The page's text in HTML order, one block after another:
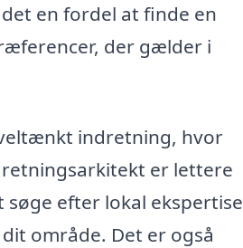
en fordel at finde en
der gælder i
indretning, hvor
er lettere
efter lokal ekspertise
område. Det er også